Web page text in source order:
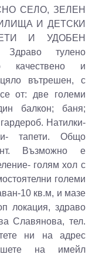
СЕЛО, ЗЕЛЕН
И ДЕТСКИ
И УДОБЕН
тулено
качествено и
вътрешен, с
от: две големи
балкон; баня;
Натилки-
тапети. Общо
Възможно е
голям хол с
големи
10 кв.м, и мазе
локация, здраво
Славянова, тел.
ни на адрес
на имейл